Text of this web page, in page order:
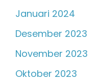
Januari 2024
Desember 2023
November 2023
Oktober 2023